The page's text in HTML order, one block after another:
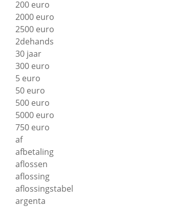
200 euro
2000 euro
2500 euro
2dehands
30 jaar
300 euro
5 euro
50 euro
500 euro
5000 euro
750 euro
af
afbetaling
aflossen
aflossing
aflossingstabel
argenta